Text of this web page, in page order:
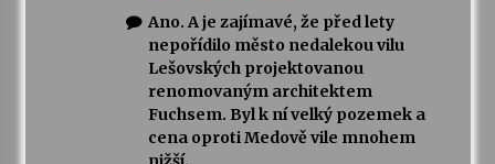
Ano. A je zajímavé, že před lety
nepořídilo město nedalekou vilu
Lešovských projektovanou
renomovaným architektem
Fuchsem. Byl k ní velký pozemek a
cena oproti Medově vile mnohem